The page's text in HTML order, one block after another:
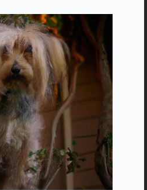
eigenem
Chatbot